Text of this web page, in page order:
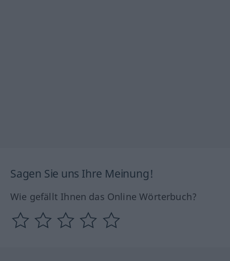
Sagen Sie uns Ihre Meinung!
Wie gefällt Ihnen das Online Wörterbuch?